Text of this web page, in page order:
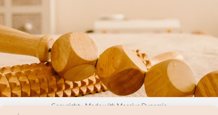
24
2021
TU CENTRO
DE BELLEZA
PARA
POTENCIAR
TU MEJOR
IMAGEN
Copyright - Made with Massive Dynamic